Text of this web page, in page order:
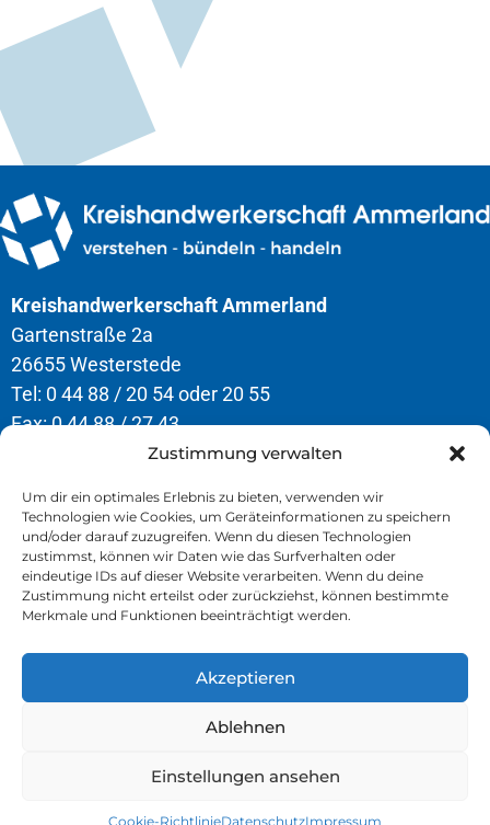
Zustimmung verwalten
Um dir ein optimales Erlebnis zu bieten, verwenden wir
Technologien wie Cookies, um Geräteinformationen zu speichern
und/oder darauf zuzugreifen. Wenn du diesen Technologien
zustimmst, können wir Daten wie das Surfverhalten oder
eindeutige IDs auf dieser Website verarbeiten. Wenn du deine
Zustimmung nicht erteilst oder zurückziehst, können bestimmte
Merkmale und Funktionen beeinträchtigt werden.
Akzeptieren
Ablehnen
Einstellungen ansehen
Cookie-RichtlinieDatenschutzImpressum
Kreishandwerkerschaft Ammerland
Gartenstraße 2a
26655 Westerstede
Tel: 0 44 88 / 20 54 oder 20 55
Fax: 0 44 88 / 27 43
Öffnungszeiten
Montag – Donnerstag
8.00 – 12.30 Uhr & 13.00 – 16.30 Uhr
Freitag
8.00 – 13.00 Uhr
» Kontakt